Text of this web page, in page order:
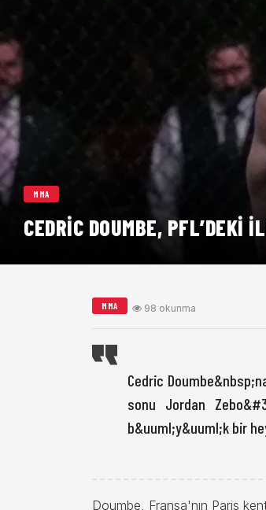
MMA
CEDRIC DOUMBE, PFL’DEKI
MMA 98 okunma
Cedric
sonu Jordan
b&uuml;y&uuml;k bir
Doumbe, Fransa'nın Paris